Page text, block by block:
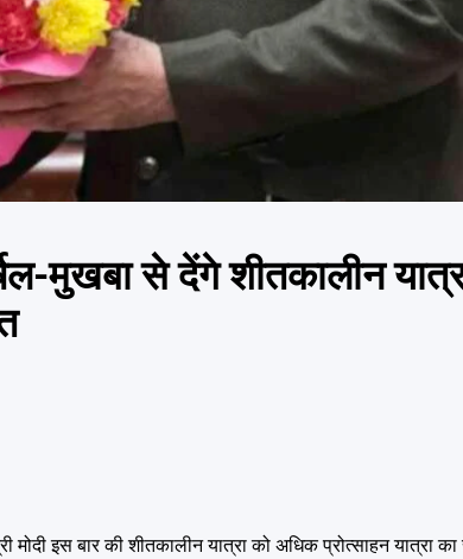
मुखबा से देंगे शीतकालीन
मोदी इस बार की शीतकालीन यात्रा को अधिक प्रोत्साहन यात्रा